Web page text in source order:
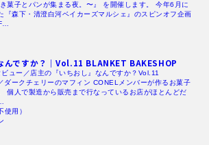
菓子とパンが集まる夜。〜』 を開催します。 今年6月に
『森下・清澄白河ベイカーズマルシェ』のスピンオフ企画
んですか？｜Vol.11 BLANKET BAKESHOP
ュー／店主の『いちおし』なんですか？Vol.11
ークチェリーのマフィン CONELメンバーが作るお菓子
個人で製造から販売まで行なっているお店がほとんどだ
使用）